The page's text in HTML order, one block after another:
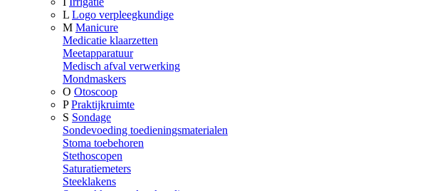
L Logo verpleegkundige
M Manicure
Medicatie klaarzetten
Meetapparatuur
Medisch afval verwerking
Mondmaskers
O Otoscoop
P Praktijkruimte
S Sondage
Sondevoeding toedieningsmaterialen
Stoma toebehoren
Stethoscopen
Saturatiemeters
Steeklakens